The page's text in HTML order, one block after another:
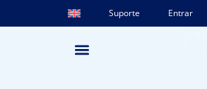
Suporte Entrar